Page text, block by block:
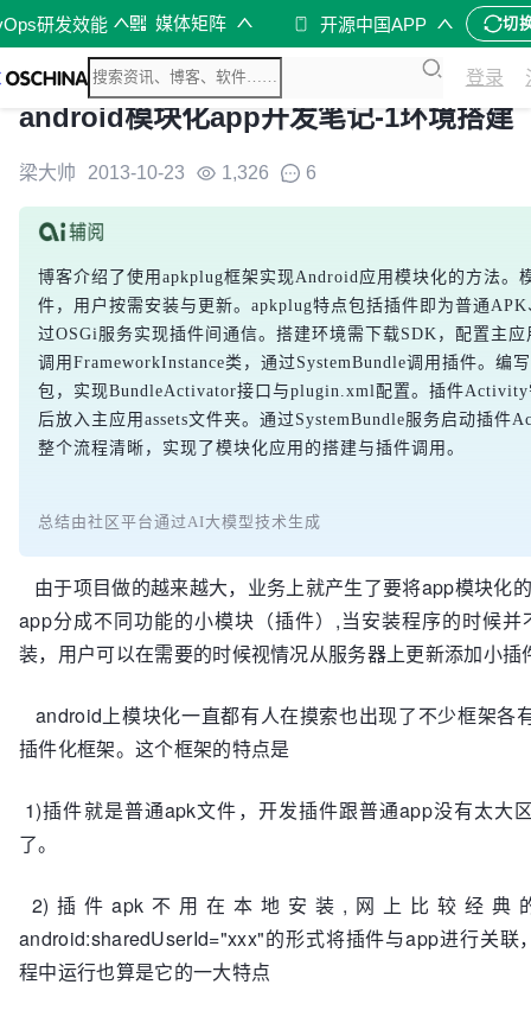
研发效能 媒体矩阵 开源中国APP 切
登录
android模块化app开发笔记-1环境搭建
梁大帅 2013-10-23 1,326 6
博客介绍了使用apkplug框架实现Android应用模块化的方法。
件，用户按需安装与更新。apkplug特点包括插件即为普通
过OSGi服务实现插件间通信。搭建环境需下载SDK，配置主
调用FrameworkInstance类，通过SystemBundle调用插件。编
包，实现BundleActivator接口与plugin.xml配置。插件
后放入主应用assets文件夹。通过SystemBundle服务启动插件
整个流程清晰，实现了模块化应用的搭建与插件调用。
总结由社区平台通过AI大模型技术生成
由于项目做的越来越大，业务上就产生了要将app模块化
app分成不同功能的小模块（插件）,当安装程序的时候
装，用户可以在需要的时候视情况从服务器上更新添加小插
android上模块化一直都有人在摸索也出现了不少框架各
插件化框架。这个框架的特点是
1)插件就是普通apk文件，开发插件跟普通app没有太大
了。
2)插件apk不用在本地安装,网上比较经典
android:sharedUserId="xxx"的形式将插件与app进行关
程中运行也算是它的一大特点